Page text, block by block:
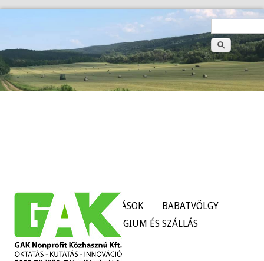
Keresés
űrlap
HÍREK SZOLGÁLTATÁSOK
BABATVÖLGY
TANÜZEMEK
KOLLÉGIUM ÉS SZÁLLÁS